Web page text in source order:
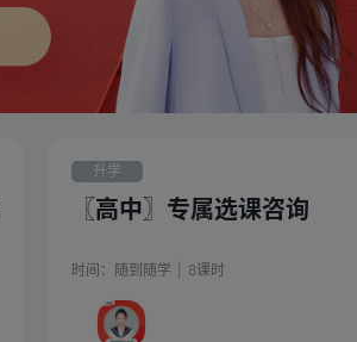
升学
〖高中〗专属选课咨询
时间： 随到随学 8课时